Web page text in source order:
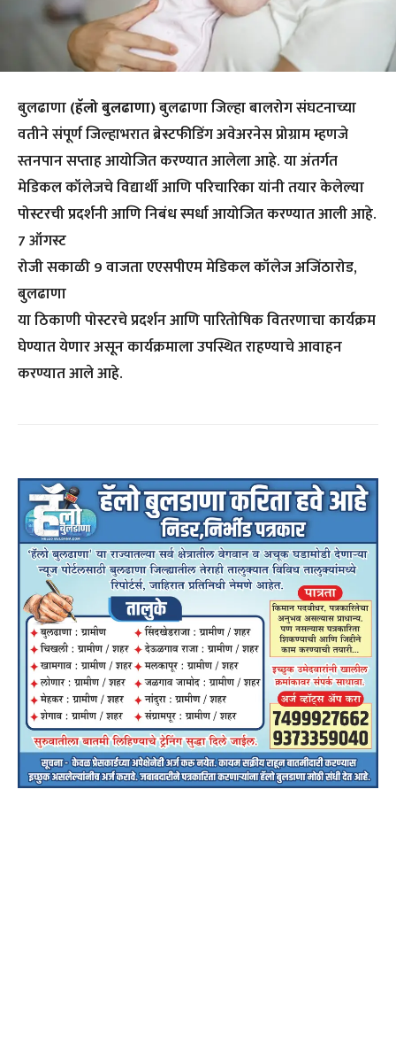
बुलढाणा(हॅलो बुलढाणा)बुलढाणा जिल्हा बालरोग संघटनाच्या
वतीने संपूर्ण जिल्हाभरात ब्रेस्टफीडिंग अवेअरनेस प्रोग्राम म्हणजे
स्तनपान सप्ताह आयोजित करण्यात आलेला आहे. या अंतर्गत
मेडिकल कॉलेजचे विद्यार्थी आणि परिचारिका यांनी तयार केलेल्या
पोस्टरची प्रदर्शनी आणि निबंध स्पर्धा आयोजित करण्यात आली आहे.
7 ऑगस्ट
रोजी सकाळी 9 वाजता एएसपीएम मेडिकल कॉलेज अजिंठारोड,
बुलढाणा
या ठिकाणी पोस्टरचे प्रदर्शन आणि पारितोषिक वितरणाचा कार्यक्रम
घेण्यात येणार असून कार्यक्रमाला उपस्थित राहण्याचे आवाहन
करण्यात आले आहे.